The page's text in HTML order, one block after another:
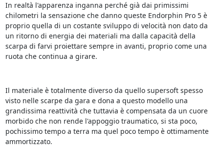
In realtà l'apparenza inganna perché già dai primissimi
chilometri la sensazione che danno queste Endorphin Pro 5 è
proprio quella di un costante sviluppo di velocità non dato da
un ritorno di energia dei materiali ma dalla capacità della
scarpa di farvi proiettare sempre in avanti, proprio come una
ruota che continua a girare.
Il materiale è totalmente diverso da quello supersoft spesso
visto nelle scarpe da gara e dona a questo modello una
grandissima reattività che tuttavia è compensata da un cuore
morbido che non rende l'appoggio traumatico, si sta poco,
pochissimo tempo a terra ma quel poco tempo è ottimamente
ammortizzato.